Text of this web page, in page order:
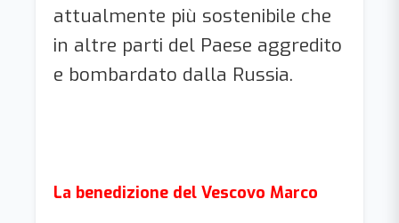
attualmente più sostenibile che
in altre parti del Paese aggredito
e bombardato dalla Russia.
La benedizione del Vescovo Marco